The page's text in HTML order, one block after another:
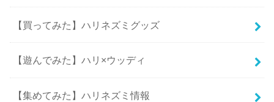
【買ってみた】ハリネズミグッズ
【遊んでみた】ハリ×ウッディ
【集めてみた】ハリネズミ情報